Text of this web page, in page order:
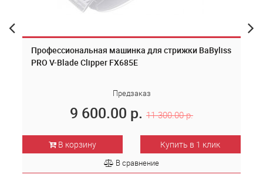
Профессиональная машинка для стрижки BaByliss
PRO V-Blade Clipper FX685E
Предзаказ
9 600.00 р. 11 300.00 р.
В корзину Купить в 1 клик
В сравнение